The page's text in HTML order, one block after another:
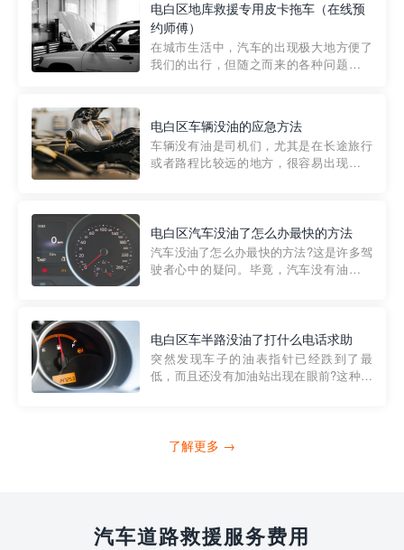
路救援拖车的收费标准是由当地交通管理
部门制定的。起步价通...
电白区地库救援专用皮卡拖车（在线预
约师傅）
在城市生活中，汽车的出现极大地方便了
我们的出行，但随之而来的各种问题也让
紧急情况下，我们需要一种高效可靠的救
援方式。而这时，地库救援专...
电白区车辆没油的应急方法
车辆没有油是司机们，尤其是在长途旅行
或者路程比较远的地方，很容易出现这种
的送油师傅，解决没油的紧急情况。 首
先，让我们来了解一下穿...
电白区汽车没油了怎么办最快的方法
汽车没油了怎么办最快的方法?这是许多驾
驶者心中的疑问。毕竟，汽车没有油就无
越者小程序是一款专门解决汽车没油问题
的在线服务平台。通过...
电白区车半路没油了打什么电话求助
突然发现车子的油表指针已经跌到了最
低，而且还没有加油站出现在眼前?这种情
打4006363122请求送油人员来帮助你。
了解更多 →
汽车道路救援服务费用